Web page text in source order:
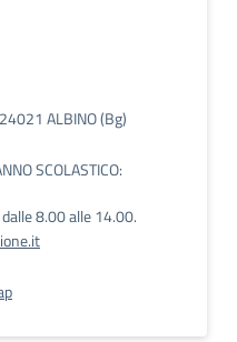
ALBINO (Bg)
SCOLASTICO:
8.00 alle 14.00.